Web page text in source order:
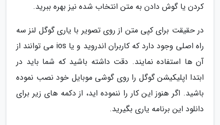
کردن یا گوش دادن به متن انتخاب شده نیز بهره ببرید.
در حقیقت برای کپی متن از روی تصویر با یاری گوگل لنز سه
راه اصلی وجود دارد که کاربران اندروید و یا ios می توانند از
آن ها استفاده نمایند. دقت داشته باشید که شما باید در
ابتدا اپلیکیشن گوگل را روی گوشی موبایل خود نصب نموده
باشید. اگر هنوز این کار را ننموده اید، از دکمه های زیر برای
دانلود این برنامه یاری بگیرید.